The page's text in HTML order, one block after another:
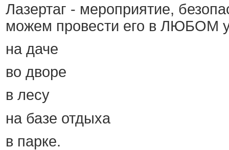
Лазертаг - мероприятие,
можем провести его в ЛЮБОМ
на даче
во дворе
в лесу
на базе отдыха
в парке.